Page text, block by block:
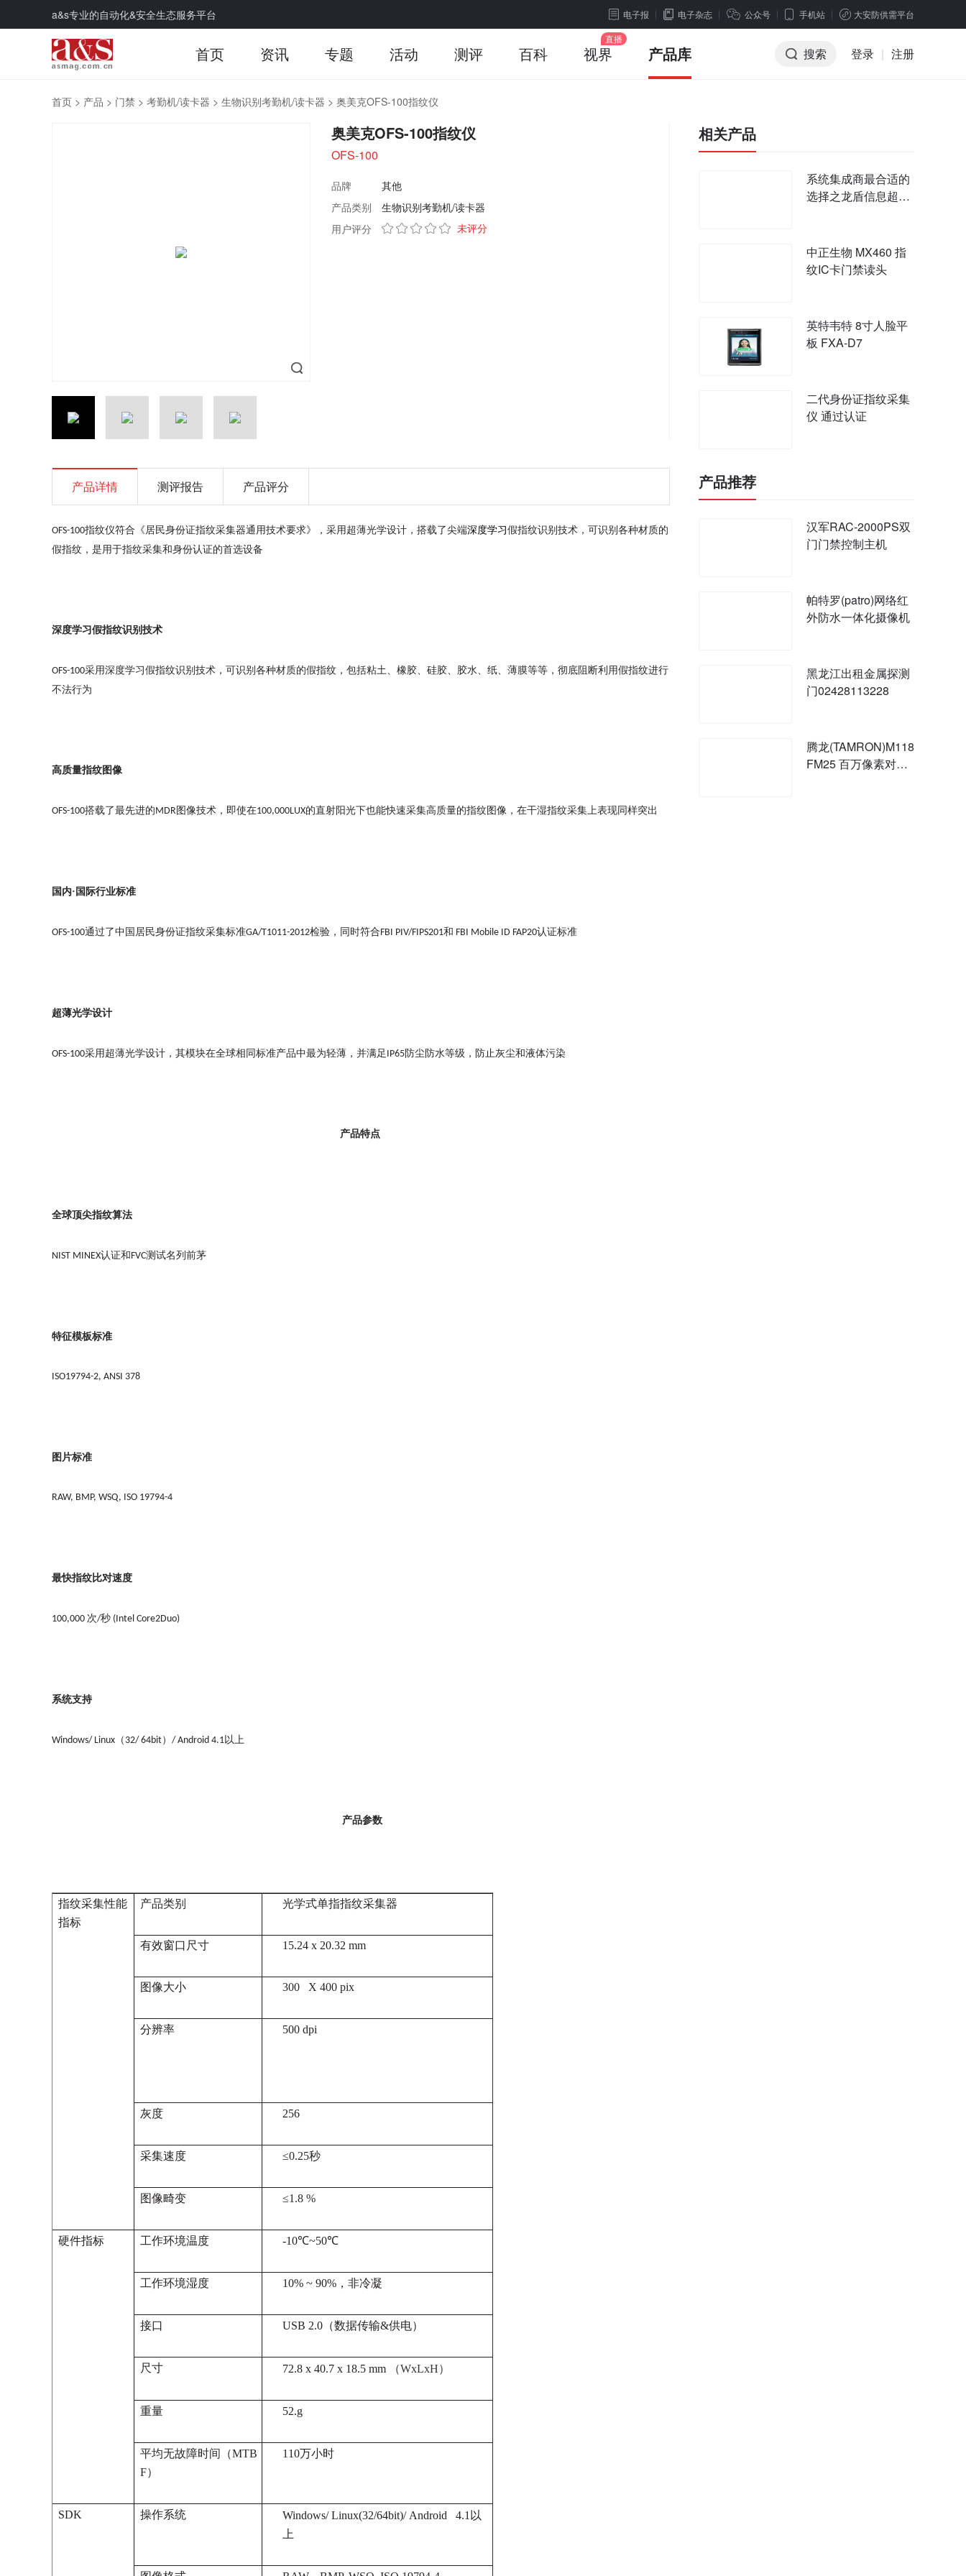
a&s专业的自动化&安全生态服务平台 电子报 电子杂志 公众号 手机站 大安防供需平台
首页 资讯 专题 活动 测评 百科 视界 产品库 搜索 登录 | 注册
首页 > 产品 > 门禁 > 考勤机/读卡器 > 生物识别考勤机/读卡器 > 奥美克OFS-100指纹仪
奥美克OFS-100指纹仪
OFS-100
品牌
其他
产品类别
生物识别考勤机/读卡器
用户评分
未评分
产品详情 测评报告 产品评分
OFS-100指纹仪符合《居民身份证指纹采集器通用技术要求》，采用超薄光学设计，搭载了尖端深度学习假指纹识别技术，可识别各种材质的
假指纹，是用于指纹采集和身份认证的首选设备
深度学习假指纹识别技术
OFS-100采用深度学习假指纹识别技术，可识别各种材质的假指纹，包括粘土、橡胶、硅胶、胶水、纸、薄膜等等，彻底阻断利用假指纹进行
不法行为
高质量指纹图像
OFS-100搭载了最先进的MDR图像技术，即使在100,000LUX的直射阳光下也能快速采集高质量的指纹图像，在干湿指纹采集上表现同样突出
国内· 国际行业标准
OFS-100通过了中国居民身份证指纹采集标准GA/T1011-2012检验，同时符合FBI PIV/FIPS201和 FBI Mobile ID FAP20认证标准
超薄光学设计
OFS-100采用超薄光学设计，其模块在全球相同标准产品中最为轻薄，并满足 IP65防尘防水等级，防止灰尘和液体污染
产品特点
全球顶尖指纹算法
NIST MINEX认证和 FVC测试名列前茅
特征模板标准
ISO19794-2, ANSI 378
图片标准
RAW, BMP, WSQ, ISO 19794-4
最快指纹比对速度
100,000 次/秒 (Intel Core2Duo)
系统支持
Windows/ Linux （ 32/ 64bit） / Android 4.1以上
产品参数
指纹采集性能
指标
产品类别 光学式单指指纹采集器
有效窗口尺寸 15.24 x 20.32 mm
图像大小 300 X 400 pix
分辨率 500 dpi
灰度 256
采集速度 ≤0.25秒
图像畸变 ≤1.8 %
硬件指标 工作环境温度 -10℃~50℃
工作环境湿度 10% ~ 90%，非冷凝
接口 USB 2.0（数据传输&供电）
尺寸 72.8 x 40.7 x 18.5 mm （WxLxH）
重量 52.g
平均无故障时间（MTB
F）
110万小时
SDK 操作系统 Windows/ Linux(32/64bit)/ Android 4.1以
上
相关产品
系统集成商最合适的
选择之龙盾信息超低
中正生物 MX460 指
纹IC卡门禁读头
英特韦特 8寸人脸平
板 FXA-D7
二代身份证指纹采集
仪 通过认证
产品推荐
汉军RAC-2000PS双
门门禁控制主机
帕特罗(patro)网络红
外防水一体化摄像机
黑龙江出租金属探测
门02428113228
腾龙(TAMRON)M118
FM25 百万像素对应